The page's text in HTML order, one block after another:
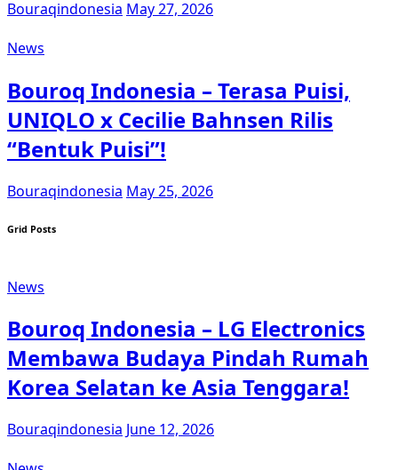
Bouraqindonesia May 27, 2026
News
Bouroq Indonesia – Terasa Puisi,
UNIQLO x Cecilie Bahnsen Rilis
“Bentuk Puisi”!
Bouraqindonesia May 25, 2026
Grid Posts
News
Bouroq Indonesia – LG Electronics
Membawa Budaya Pindah Rumah
Korea Selatan ke Asia Tenggara!
Bouraqindonesia June 12, 2026